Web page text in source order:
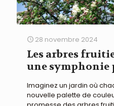
28 novembre 2024
Les arbres
une symphonie
Imaginez un jardin où
nouvelle palette de